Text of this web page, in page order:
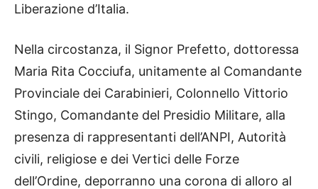
Liberazione d’Italia.
Nella circostanza, il Signor Prefetto, dottoressa
Maria Rita Cocciufa, unitamente al Comandante
Provinciale dei Carabinieri, Colonnello Vittorio
Stingo, Comandante del Presidio Militare, alla
presenza di rappresentanti dell’ANPI, Autorità
civili, religiose e dei Vertici delle Forze
dell’Ordine, deporranno una corona di alloro al